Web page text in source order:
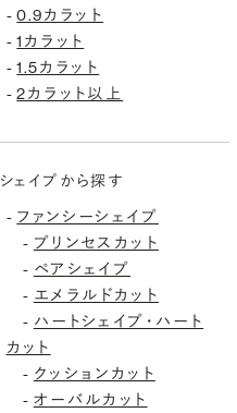
-0.9カラット
-1カラット
-1.5カラット
-2カラット以上
シェイプから探す
- ファンシーシェイプ
- プリンセスカット
- ペアシェイプ
- エメラルドカット
- ハートシェイプ・ハート
カット
- クッションカット
- オーバルカット